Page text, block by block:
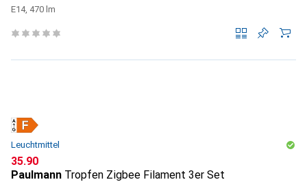
E14, 470 lm
Leuchtmittel
CHF
35.90
Paulmann Tropfen Zigbee Filament 3er Set